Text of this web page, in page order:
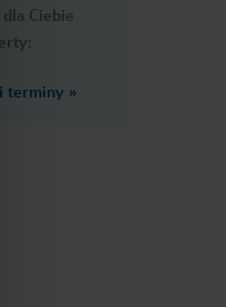
dla Ciebie
terminy »